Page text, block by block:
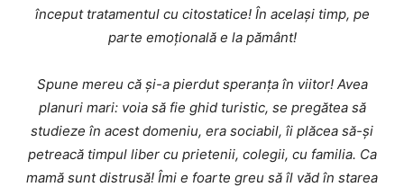
început tratamentul cu citostatice! În același timp, pe
parte emoțională e la pământ!
Spune mereu că și-a pierdut speranța în viitor! Avea
planuri mari: voia să fie ghid turistic, se pregătea să
studieze în acest domeniu, era sociabil, îi plăcea să-și
petreacă timpul liber cu prietenii, colegii, cu familia. Ca
mamă sunt distrusă! Îmi e foarte greu să îl văd în starea